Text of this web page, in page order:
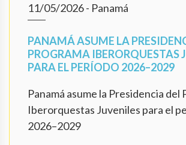
11/05/2026- Panamá
PANAMÁ ASUME LA
PROGRAMA IBERORQUESTAS
PARA EL PERÍODO 2026–2029
Panamá asume la Presidencia del
Iberorquestas Juveniles para el
2026–2029